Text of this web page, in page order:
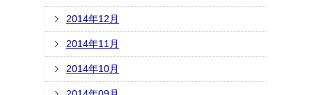
2014年12月
2014年11月
2014年10月